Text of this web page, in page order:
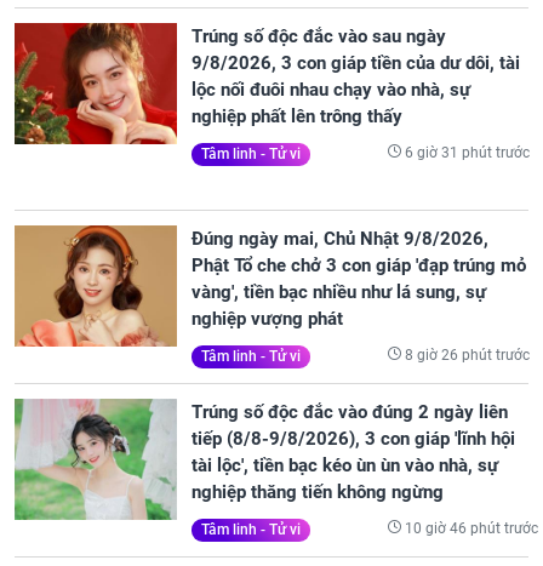
Trúng số độc đắc vào sau ngày
9/8/2026, 3 con giáp tiền của dư dôi, tài
lộc nối đuôi nhau chạy vào nhà, sự
nghiệp phất lên trông thấy
Tâm linh - Tử vi 6 giờ 31 phút trước
Đúng ngày mai, Chủ Nhật 9/8/2026,
Phật Tổ che chở 3 con giáp 'đạp trúng mỏ
vàng', tiền bạc nhiều như lá sung, sự
nghiệp vượng phát
Tâm linh - Tử vi 8 giờ 26 phút trước
Trúng số độc đắc vào đúng 2 ngày liên
tiếp (8/8-9/8/2026), 3 con giáp 'lĩnh hội
tài lộc', tiền bạc kéo ùn ùn vào nhà, sự
nghiệp thăng tiến không ngừng
Tâm linh - Tử vi 10 giờ 46 phút trước